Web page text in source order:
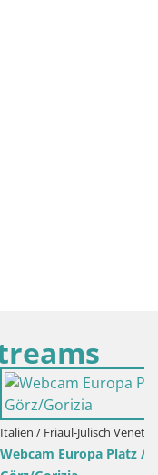
Gorica |